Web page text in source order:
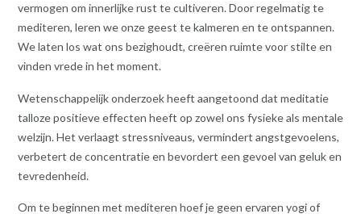
vermogen om innerlijke rust te cultiveren. Door regelmatig te
mediteren, leren we onze geest te kalmeren en te ontspannen.
We laten los wat ons bezighoudt, creëren ruimte voor stilte en
vinden vrede in het moment.
Wetenschappelijk onderzoek heeft aangetoond dat meditatie
talloze positieve effecten heeft op zowel ons fysieke als mentale
welzijn. Het verlaagt stressniveaus, vermindert angstgevoelens,
verbetert de concentratie en bevordert een gevoel van geluk en
tevredenheid.
Om te beginnen met mediteren hoef je geen ervaren yogi of